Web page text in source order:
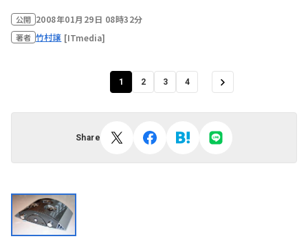
公開 2008年01月29日 08時32分
著者 竹村譲 [ITmedia]
1 2 3 4
Share